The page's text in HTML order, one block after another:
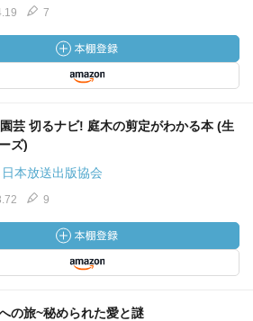
7
芸 切るナビ! 庭木の剪定がわかる本 (生
ズ)
日本放送出版協会
9
の旅~秘められた愛と謎